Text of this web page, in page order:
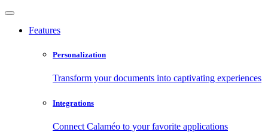
Features
Personalization
Transform your documents into captivating experiences
Integrations
Connect Calaméo to your favorite applications